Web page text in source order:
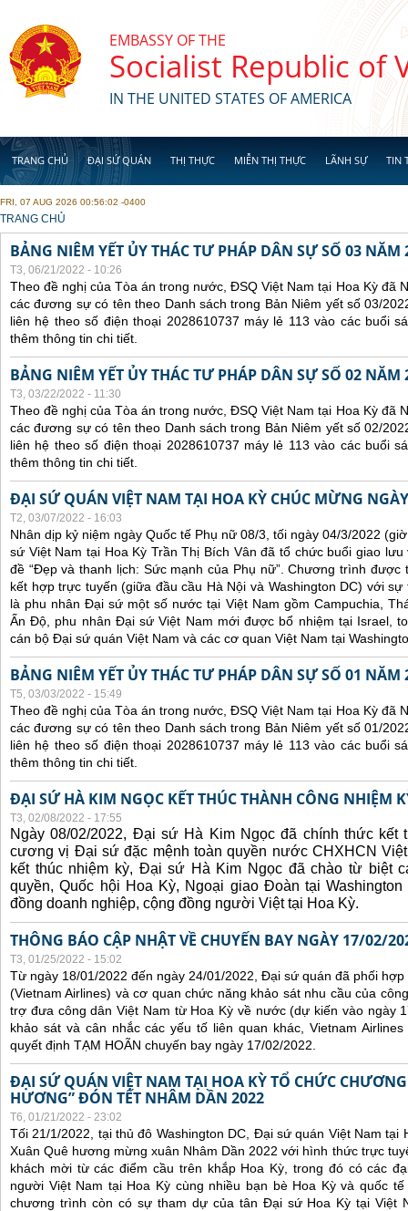
EMBASSY OF THE
Socialist Republic of
IN THE UNITED STATES OF AMERICA
TRANG CHỦ ĐẠI SỨ QUÁN THỊ THỰC MIỄN THỊ THỰC LÃNH SỰ TIN
FRI, 07 AUG 2026 00:56:02 -0400
YOU ARE HERE
TRANG CHỦ
BẢNG NIÊM YẾT ỦY THÁC TƯ PHÁP DÂN SỰ SỐ 03 NĂM
T3, 06/21/2022 - 10:26
Theo đề nghị của Tòa án trong nước, ĐSQ Việt Nam tại Hoa Kỳ đã
các đương sự có tên theo Danh sách trong Bản Niêm yết số 03/
liên hệ theo số điện thoại 2028610737 máy lẻ 113 vào các buổi
thêm thông tin chi tiết.
BẢNG NIÊM YẾT ỦY THÁC TƯ PHÁP DÂN SỰ SỐ 02 NĂM
T3, 03/22/2022 - 11:30
Theo đề nghị của Tòa án trong nước, ĐSQ Việt Nam tại Hoa Kỳ đã
các đương sự có tên theo Danh sách trong Bản Niêm yết số 02/
liên hệ theo số điện thoại 2028610737 máy lẻ 113 vào các buổi
thêm thông tin chi tiết.
ĐẠI SỨ QUÁN VIỆT NAM TẠI HOA KỲ CHÚC MỪNG
T2, 03/07/2022 - 16:03
Nhân dịp kỷ niệm ngày Quốc tế Phụ nữ 08/3, tối ngày 04/3/2022
sứ Việt Nam tại Hoa Kỳ Trần Thị Bích Vân đã tổ chức buổi giao
đề “Đẹp và thanh lịch: Sức mạnh của Phụ nữ”. Chương trình
kết hợp trực tuyến (giữa đầu cầu Hà Nội và Washington DC) với
là phu nhân Đại sứ một số nước tại Việt Nam gồm Campuchia,
Ấn Độ, phu nhân Đại sứ Việt Nam mới được bổ nhiệm tại Israel,
cán bộ Đại sứ quán Việt Nam và các cơ quan Việt Nam tại
BẢNG NIÊM YẾT ỦY THÁC TƯ PHÁP DÂN SỰ SỐ 01 NĂM
T5, 03/03/2022 - 15:49
Theo đề nghị của Tòa án trong nước, ĐSQ Việt Nam tại Hoa Kỳ đã
các đương sự có tên theo Danh sách trong Bản Niêm yết số 01/
liên hệ theo số điện thoại 2028610737 máy lẻ 113 vào các buổi
thêm thông tin chi tiết.
ĐẠI SỨ HÀ KIM NGỌC KẾT THÚC THÀNH CÔNG NHIỆM
T3, 02/08/2022 - 17:55
Ngày 08/02/2022, Đại sứ Hà Kim Ngọc đã chính thức kết
cương vị Đại sứ đặc mệnh toàn quyền nước CHXHCN
kết thúc nhiệm kỳ, Đại sứ Hà Kim Ngọc đã chào từ biệt
quyền, Quốc hội Hoa Kỳ, Ngoại giao Đoàn tại
đồng doanh nghiệp, cộng đồng người Việt tại Hoa Kỳ.
THÔNG BÁO CẬP NHẬT VỀ CHUYẾN BAY NGÀY 17/02/
T3, 01/25/2022 - 15:02
Từ ngày 18/01/2022 đến ngày 24/01/2022, Đại sứ quán đã phối
(Vietnam Airlines) và cơ quan chức năng khảo sát nhu cầu của
trợ đưa công dân Việt Nam từ Hoa Kỳ về nước (dự kiến vào ngày
khảo sát và cân nhắc các yếu tố liên quan khác, Vietnam
quyết định TẠM HOÃN chuyến bay ngày 17/02/2022.
ĐẠI SỨ QUÁN VIỆT NAM TẠI HOA KỲ TỔ CHỨC
HƯƠNG” ĐÓN TẾT NHÂM DẦN 2022
T6, 01/21/2022 - 23:02
Tối 21/1/2022, tại thủ đô Washington DC, Đại sứ quán Việt Nam
Xuân Quê hương mừng xuân Nhâm Dần 2022 với hình thức trực
khách mời từ các điểm cầu trên khắp Hoa Kỳ, trong đó có các
người Việt Nam tại Hoa Kỳ cùng nhiều bạn bè Hoa Kỳ và quốc
chương trình còn có sự tham dự của tân Đại sứ Hoa Kỳ tại Việt